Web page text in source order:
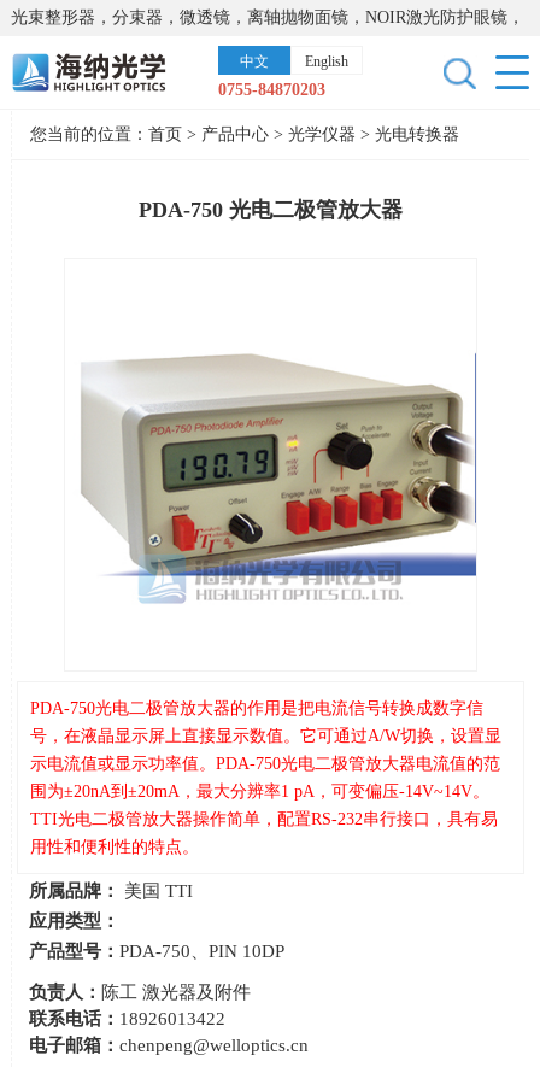
光束整形器，分束器，微透镜，离轴抛物面镜，NOIR激光防护眼镜，
太阳能模拟器，显微镜载物台，激光器，光谱仪，红外热像仪，激光
晶体
中文 English
0755-84870203
您当前的位置： 首页 > 产品中心> 光学仪器 > 光电转换器
PDA-750 光电二极管放大器
PDA-750光电二极管放大器的作用是把电流信号转换成数字信
号，在液晶显示屏上直接显示数值。它可通过A/W切换，设置显
示电流值或显示功率值。PDA-750光电二极管放大器电流值的范
围为±20nA到±20mA，最大分辨率1 pA，可变偏压-14V~14V。
TTI光电二极管放大器操作简单，配置RS-232串行接口，具有易
用性和便利性的特点。
所属品牌：
美国 TTI
应用类型：
产品型号：PDA-750、PIN 10DP
负责人： 陈工 激光器及附件
联系电话： 18926013422
电子邮箱：chenpeng@welloptics.cn